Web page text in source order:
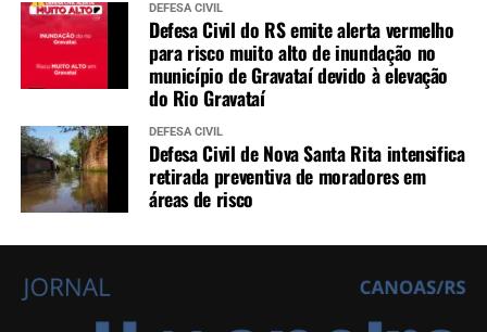
DEFESA CIVIL
Defesa Civil do RS emite alerta vermelho
para risco muito alto de inundação no
município de Gravataí devido à elevação
do Rio Gravataí
DEFESA CIVIL
Defesa Civil de Nova Santa Rita intensifica
retirada preventiva de moradores em
áreas de risco